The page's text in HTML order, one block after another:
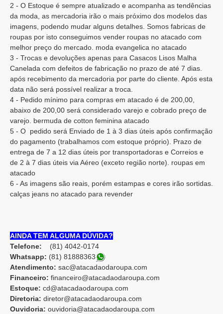
2 - O Estoque é sempre atualizado e acompanha as tendências
da moda, as mercadoria irão o mais próximo dos modelos das
imagens, podendo mudar alguns detalhes. Somos fabricas de
roupas por isto conseguimos vender roupas no atacado com
melhor preço do mercado. moda evangelica no atacado
3 - Trocas e devoluções apenas para Casacos Lisos Malha
Canelada com defeitos de fabricação no prazo de até 7 dias.
após recebimento da mercadoria por parte do cliente. Após esta
data não será possível realizar a troca.
4 - Pedido mínimo para compras em atacado é de 200,00,
abaixo de 200,00 será considerado varejo e cobrado preço de
varejo. bermuda de cotton feminina atacado
5 - O pedido será Enviado de 1 à 3 dias úteis após confirmação
do pagamento (trabalhamos com estoque próprio). Prazo de
entrega de 7 a 12 dias úteis por transportadoras e Correios e
de 2 à 7 dias úteis via Aéreo (exceto região norte). roupas em
atacado
6 - As imagens são reais, porém estampas e cores irão sortidas.
calças jeans no atacado para revender
AINDA TEM ALGUMA DÚVIDA?
Telefone: (81) 4042-0174
Whatsapp: (81) 81888363
Atendimento: sac@atacadaodaroupa.com
Financeiro: financeiro@atacadaodaroupa.com
Estoque: cd@atacadaodaroupa.com
Diretoria: diretor@atacadaodaroupa.com
Ouvidoria: ouvidoria@atacadaodaroupa.com